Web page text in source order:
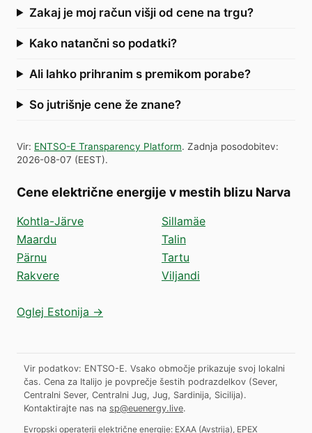
Zakaj je moj račun višji od cene na trgu?
Kako natančni so podatki?
Ali lahko prihranim s premikom porabe?
So jutrišnje cene že znane?
Vir: ENTSO-E Transparency Platform. Zadnja posodobitev:
2026-08-07 (EEST).
Cene električne energije v mestih blizu Narva
Kohtla-Järve
Maardu
Pärnu
Rakvere
Sillamäe
Talin
Tartu
Viljandi
Oglej Estonija →
Vir podatkov: ENTSO-E. Vsako območje prikazuje svoj lokalni
čas. Cena za Italijo je povprečje šestih podrazdelkov (Sever,
Centralni Sever, Centralni Jug, Jug, Sardinija, Sicilija).
Kontaktirajte nas na sp@euenergy.live.
Evropski operaterji električne energije: EXAA (Avstrija) EPEX